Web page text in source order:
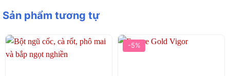
Sản phẩm tương tự
-5%